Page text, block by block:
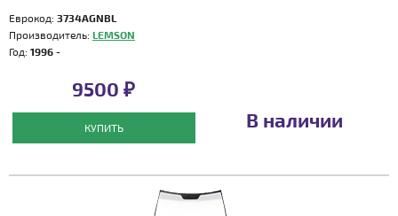
Еврокод: 3734AGNBL
Производитель: LEMSON
Год: 1996 -
9500 ₽
КУПИТЬ В наличии